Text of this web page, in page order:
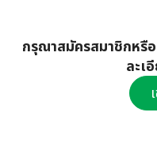
กรุณาสมัครสมาชิกหรือ
ละเ